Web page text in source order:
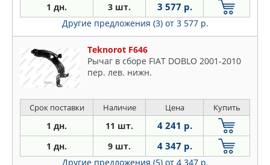
1 дн. 3 шт. 3 577 р.
Другие предложения (3) от 3 577 р.
Teknorot F646
Рычаг в сборе FIAT DOBLO 2001-2010
пер. лев. нижн.
Срок поставки Наличие Цена Купить
1 дн. 11 шт. 4 241 р.
1 дн. 9 шт. 4 347 р.
Другие предложения (5) от 4 347 р.